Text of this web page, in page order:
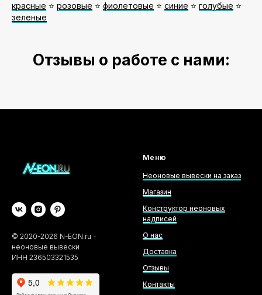
красные ⭐️ розовые ⭐️ фиолетовые ⭐️ синие ⭐️ голубые ⭐️
зеленые
Отзывы о работе с нами:
© 2020-2026 N-EON.ru -
неоновые вывески
ИНН 236503321535
Меню
Неоновые вывески на заказ
Магазин
Конструктор неоновых
надписей
О нас
Доставка
Отзывы
Контакты